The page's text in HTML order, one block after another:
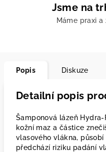
Jsme na
Máme praxi
Popis Diskuze
Detailní popis
Šamponová lázeň
kožní maz a částice
vlasového vlákna,
předchází riziku padání